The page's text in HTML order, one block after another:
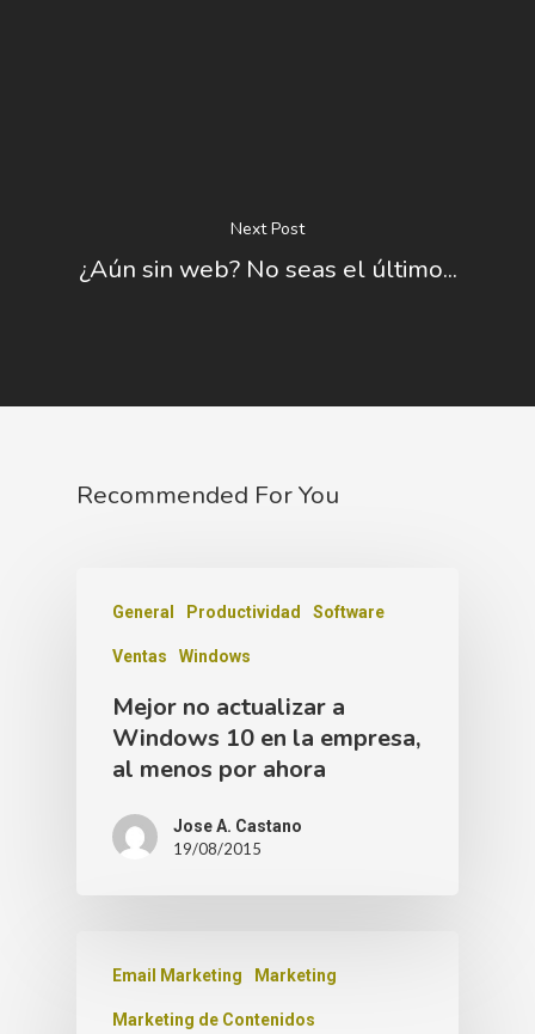
Next Post
¿Aún sin web? No seas el último...
Recommended For You
General Productividad Software
Ventas Windows
Mejor no actualizar a
Windows 10 en la empresa,
al menos por ahora
Jose A. Castano
19/08/2015
Email Marketing Marketing
Marketing de Contenidos